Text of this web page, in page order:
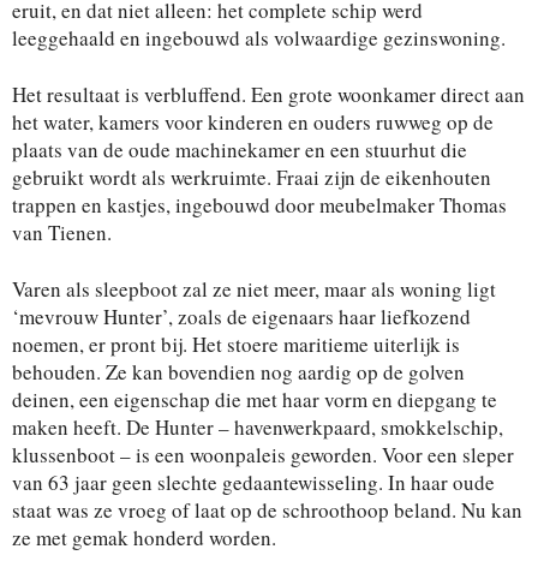
eruit, en dat niet alleen: het complete schip werd
leeggehaald en ingebouwd als volwaardige gezinswoning.
Het resultaat is verbluffend. Een grote woonkamer direct aan
het water, kamers voor kinderen en ouders ruwweg op de
plaats van de oude machinekamer en een stuurhut die
gebruikt wordt als werkruimte. Fraai zijn de eikenhouten
trappen en kastjes, ingebouwd door meubelmaker Thomas
van Tienen.
Varen als sleepboot zal ze niet meer, maar als woning ligt
‘mevrouw Hunter’, zoals de eigenaars haar liefkozend
noemen, er pront bij. Het stoere maritieme uiterlijk is
behouden. Ze kan bovendien nog aardig op de golven
deinen, een eigenschap die met haar vorm en diepgang te
maken heeft. De Hunter – havenwerkpaard, smokkelschip,
klussenboot – is een woonpaleis geworden. Voor een sleper
van 63 jaar geen slechte gedaantewisseling. In haar oude
staat was ze vroeg of laat op de schroothoop beland. Nu kan
ze met gemak honderd worden.